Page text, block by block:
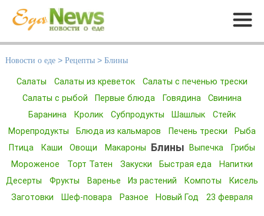
Меню
Новости о еде > Рецепты > Блины
Салаты Салаты из креветок
Салаты с печенью трески
Салаты с рыбой
Первые блюда Говядина
Свинина
Баранина
Кролик Субпродукты Шашлык
Стейк
Морепродукты
Блюда из кальмаров Печень трески
Рыба
Птица
Каши Овощи Макароны Блины Выпечка
Грибы
Мороженое
Торт Татен Закуски Быстрая еда
Напитки
Десерты
Фрукты Варенье Из растений Компоты
Кисель
Заготовки
Шеф-повара Разное Новый Год 23 февраля